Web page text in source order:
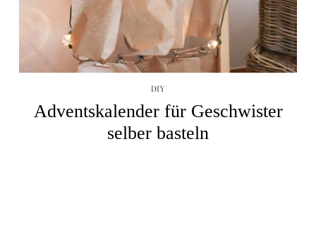
DIY
Adventskalender für Geschwister
selber basteln